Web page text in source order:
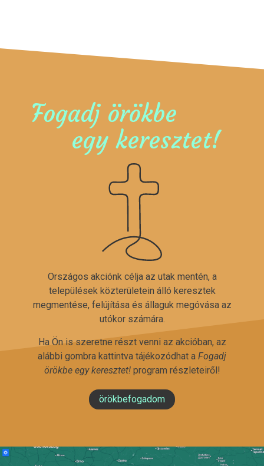
Fogadj örökbe
egy keresztet!
Országos akciónk célja az utak mentén, a
települések közterületein álló keresztek
megmentése, felújítása és állaguk megóvása az
utókor számára.
Ha Ön is szeretne részt venni az akcióban, az
alábbi gombra kattintva tájékozódhat a Fogadj
örökbe egy keresztet!program részleteiről!
örökbefogadom